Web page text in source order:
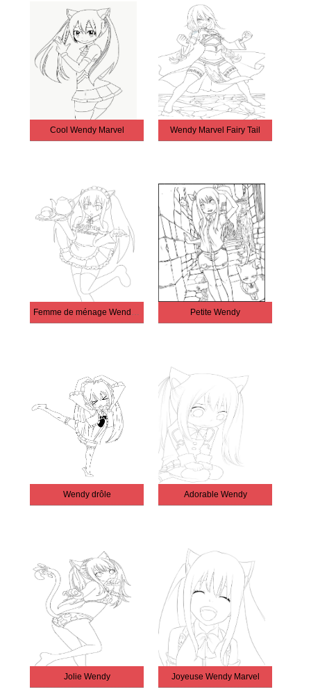
Cool Wendy Marvel Wendy Marvel Fairy Tail
Femme de ménage Wendy Marvel Petite Wendy
Wendy drôle Adorable Wendy
Jolie Wendy Joyeuse Wendy Marvel